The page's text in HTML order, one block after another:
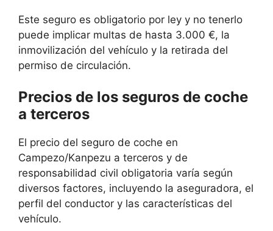
Este seguro es obligatorio por ley y no tenerlo
puede implicar multas de hasta 3.000 €, la
inmovilización del vehículo y la retirada del
permiso de circulación.
Precios de los seguros de coche
a terceros
El precio del seguro de coche en
Campezo/Kanpezu a terceros y de
responsabilidad civil obligatoria varía según
diversos factores, incluyendo la aseguradora, el
perfil del conductor y las características del
vehículo.